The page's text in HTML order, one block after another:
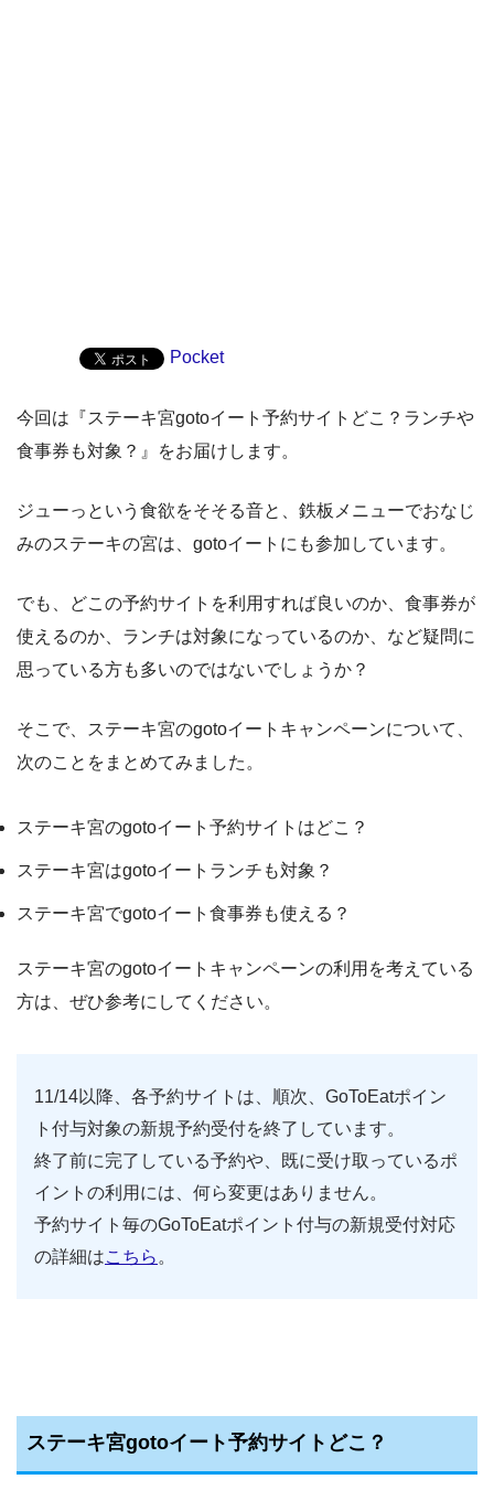
Pocket
今回は『ステーキ宮gotoイート予約サイトどこ？ランチや
食事券も対象？』をお届けします。
ジューっという食欲をそそる音と、鉄板メニューでおなじ
みのステーキの宮は、gotoイートにも参加しています。
でも、どこの予約サイトを利用すれば良いのか、食事券が
使えるのか、ランチは対象になっているのか、など疑問に
思っている方も多いのではないでしょうか？
そこで、ステーキ宮のgotoイートキャンペーンについて、
次のことをまとめてみました。
ステーキ宮のgotoイート予約サイトはどこ？
ステーキ宮はgotoイートランチも対象？
ステーキ宮でgotoイート食事券も使える？
ステーキ宮のgotoイートキャンペーンの利用を考えている
方は、ぜひ参考にしてください。
11/14以降、各予約サイトは、順次、GoToEatポイン
ト付与対象の新規予約受付を終了しています。
終了前に完了している予約や、既に受け取っているポ
イントの利用には、何ら変更はありません。
予約サイト毎のGoToEatポイント付与の新規受付対応
の詳細はこちら 。
ステーキ宮gotoイート予約サイトどこ？